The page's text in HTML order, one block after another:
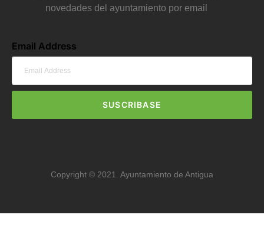
novedades del ayuntamiento por email
Email Address
SUSCRIBASE
Copyright © 2021. Ayuntamiento de Antigua